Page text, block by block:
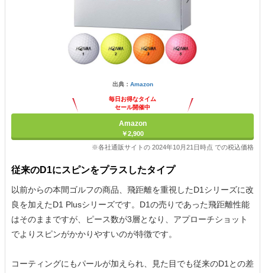
出典： Amazon
毎日お得なタイム
セール開催中
Amazon
￥2,900
※各社通販サイトの 2024年10月21日時点 での税込価格
従来のD1にスピンをプラスしたタイプ
以前からの本間ゴルフの商品、飛距離を重視したD1シリーズに改
良を加えたD1 Plusシリーズです。D1の売りであった飛距離性能
はそのままですが、ピース数が3層となり、アプローチショット
でよりスピンがかかりやすいのが特徴です。
コーティングにもパールが加えられ、見た目でも従来のD1との差